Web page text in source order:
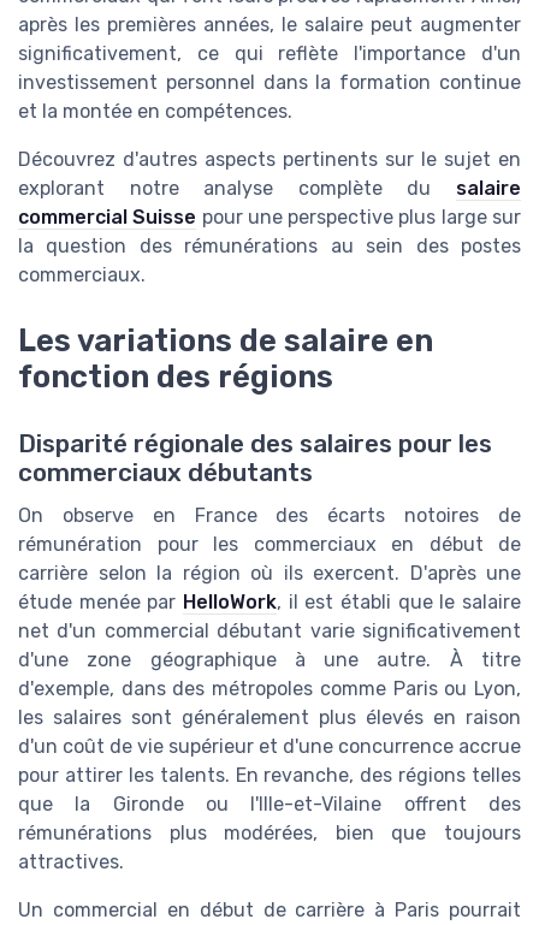
après les premières années, le salaire peut augmenter
significativement, ce qui reflète l'importance d'un
investissement personnel dans la formation continue
et la montée en compétences.
Découvrez d'autres aspects pertinents sur le sujet en
explorant notre analyse complète du salaire
commercial Suisse pour une perspective plus large sur
la question des rémunérations au sein des postes
commerciaux.
Les variations de salaire en
fonction des régions
Disparité régionale des salaires pour les
commerciaux débutants
On observe en France des écarts notoires de
rémunération pour les commerciaux en début de
carrière selon la région où ils exercent. D'après une
étude menée par HelloWork, il est établi que le salaire
net d'un commercial débutant varie significativement
d'une zone géographique à une autre. À titre
d'exemple, dans des métropoles comme Paris ou Lyon,
les salaires sont généralement plus élevés en raison
d'un coût de vie supérieur et d'une concurrence accrue
pour attirer les talents. En revanche, des régions telles
que la Gironde ou l'Ille-et-Vilaine offrent des
rémunérations plus modérées, bien que toujours
attractives.
Un commercial en début de carrière à Paris pourrait